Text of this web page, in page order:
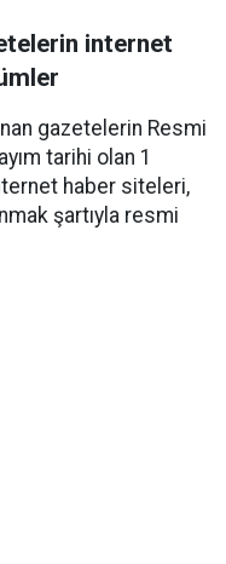
internet
gazetelerin Resmi
tarihi olan 1
haber siteleri,
şartıyla resmi